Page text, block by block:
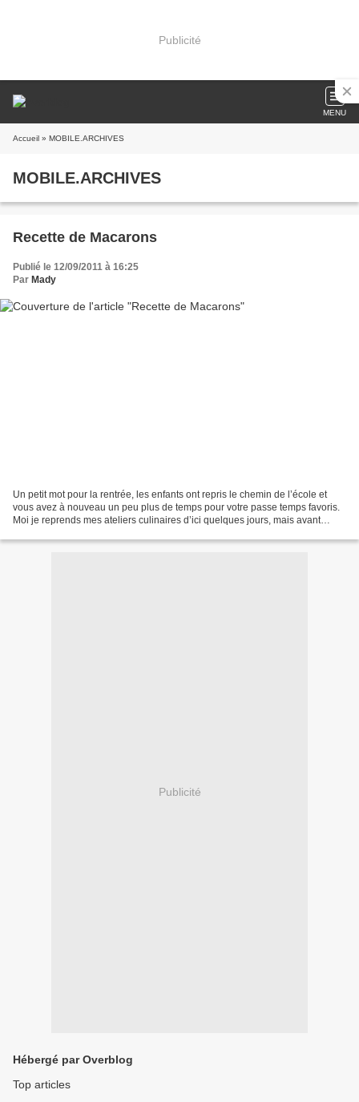
Publicité
MENU
Accueil » MOBILE.ARCHIVES
MOBILE.ARCHIVES
Recette de Macarons
Publié le 12/09/2011 à 16:25
Par Mady
Un petit mot pour la rentrée, les enfants ont repris le chemin de l’école et
vous avez à nouveau un peu plus de temps pour votre passe temps favoris.
Moi je reprends mes ateliers culinaires d’ici quelques jours, mais avant
Publicité
Hébergé par Overblog
Top articles